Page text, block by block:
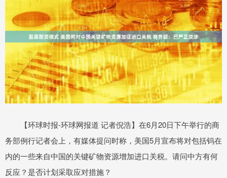
【环球时报-环球网报道 记者倪浩】在6月20日下午举行的商
务部例行记者会上，有媒体提问时称，美国5月宣布将对包括钨在
内的一些来自中国的关键矿物资源增加进口关税。请问中方有何
反应？是否计划采取应对措施？